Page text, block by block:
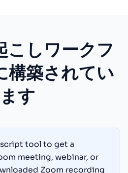
こしワークフ
構築されてい
ます
tool to get a
meeting, webinar, or
Zoom recording